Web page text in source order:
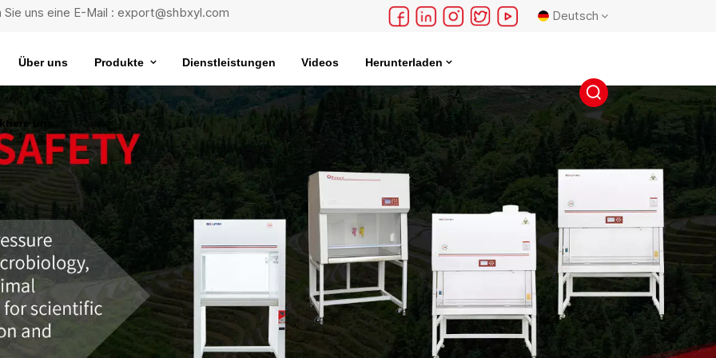
Sie uns eine E-Mail : export@shbxyl.com Deutsch
English
français
Deutsch
русский
español
português
日本語
한국의
Über uns Produkte Dienstleistungen Videos Herunterladen
uns